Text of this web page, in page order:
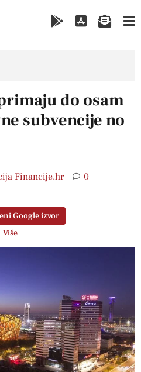
do osam
subvencije no
Financije.hr 0
Google izvor
Više